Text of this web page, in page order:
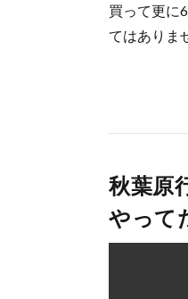
買って更に
てはありま
秋葉原
やって